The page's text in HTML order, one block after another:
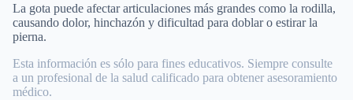
La gota puede afectar articulaciones más grandes como la rodilla,
causando dolor, hinchazón y dificultad para doblar o estirar la
pierna.
Esta información es sólo para fines educativos. Siempre consulte
a un profesional de la salud calificado para obtener asesoramiento
médico.